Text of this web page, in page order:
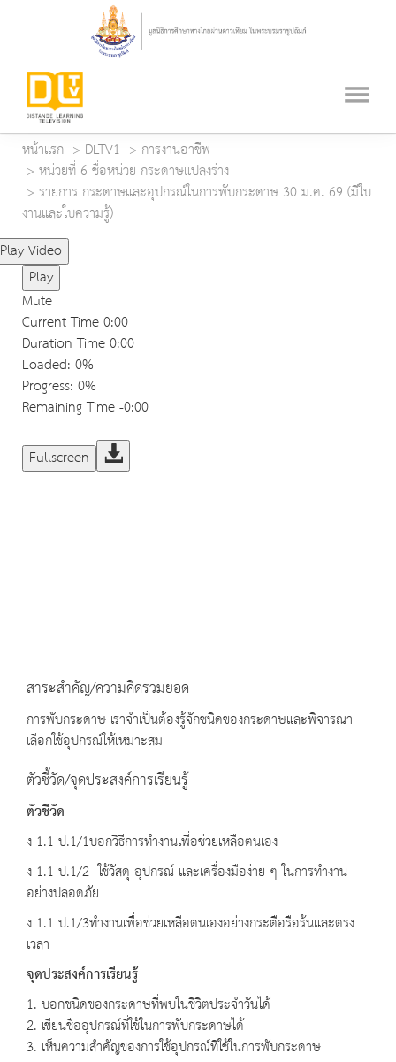
หน้าแรก DLTV1
การงานอาชีพ
หน่วยที่ 6 ชื่อหน่วย กระดาษแปลงร่าง
รายการ กระดาษและอุปกรณ์ในการพับกระดาษ 30 ม.ค. 69 (มีใบ
งานและใบความรู้)
Play Video
Play
Mute
Current Time0:00
Duration Time0:00
Loaded: 0%
Progress: 0%
Remaining Time-0:00
Fullscreen
สาระสำคัญ/ความคิดรวมยอด
การพับกระดาษ เราจำเป็นต้องรู้จักชนิดของกระดาษและพิจารณา
เลือกใช้อุปกรณ์ให้เหมาะสม
ตัวชี้วัด/จุดประสงค์การเรียนรู้
ตัวชีวัด
ง 1.1 ป.1/1บอกวิธีการทำงานเพื่อช่วยเหลือตนเอง
ง 1.1 ป.1/2 ใช้วัสดุ อุปกรณ์ และเครื่องมือง่าย ๆ ในการทำงาน
อย่างปลอดภัย
ง 1.1 ป.1/3ทำงานเพื่อช่วยเหลือตนเองอย่างกระตือรือร้นและตรง
เวลา
จุดประสงค์การเรียนรู้
1. บอกชนิดของกระดาษที่พบในชีวิตประจำวันได้
2. เขียนชื่ออุปกรณ์ที่ใช้ในการพับกระดาษได้
3. เห็นความสำคัญของการใช้อุปกรณ์ที่ใช้ในการพับกระดาษ